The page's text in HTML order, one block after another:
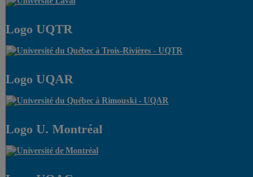
Logo UQTR
Logo UQAR
Logo U. Montréal